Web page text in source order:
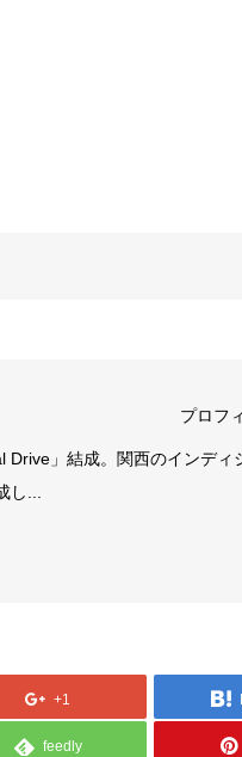
プロフ
」結成。関西のインディ
し...
+1
feedly